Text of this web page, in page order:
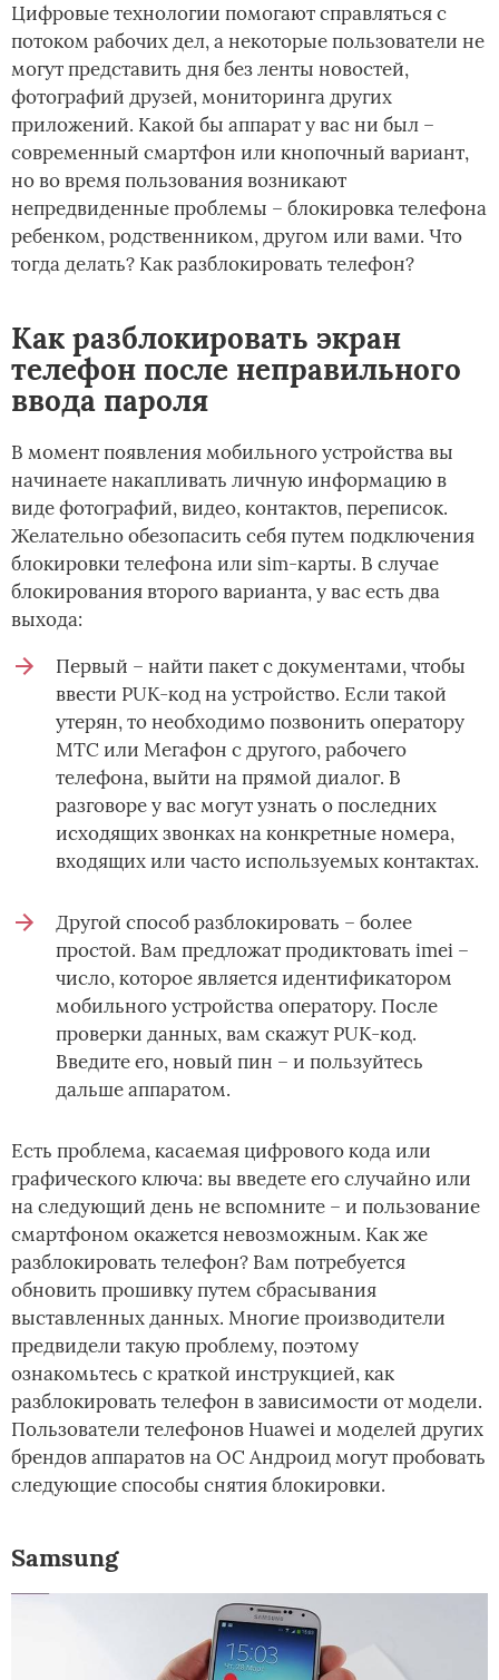
Цифровые технологии помогают справляться с
потоком рабочих дел, а некоторые пользователи не
могут представить дня без ленты новостей,
фотографий друзей, мониторинга других
приложений. Какой бы аппарат у вас ни был –
современный смартфон или кнопочный вариант,
но во время пользования возникают
непредвиденные проблемы – блокировка телефона
ребенком, родственником, другом или вами. Что
тогда делать? Как разблокировать телефон?
Как разблокировать экран
телефон после неправильного
ввода пароля
В момент появления мобильного устройства вы
начинаете накапливать личную информацию в
виде фотографий, видео, контактов, переписок.
Желательно обезопасить себя путем подключения
блокировки телефона или sim-карты. В случае
блокирования второго варианта, у вас есть два
выхода:
Первый – найти пакет с документами, чтобы
ввести PUK-код на устройство. Если такой
утерян, то необходимо позвонить оператору
МТС или Мегафон с другого, рабочего
телефона, выйти на прямой диалог. В
разговоре у вас могут узнать о последних
исходящих звонках на конкретные номера,
входящих или часто используемых контактах.
Другой способ разблокировать – более
простой. Вам предложат продиктовать imei –
число, которое является идентификатором
мобильного устройства оператору. После
проверки данных, вам скажут PUK-код.
Введите его, новый пин – и пользуйтесь
дальше аппаратом.
Есть проблема, касаемая цифрового кода или
графического ключа: вы введете его случайно или
на следующий день не вспомните – и пользование
смартфоном окажется невозможным. Как же
разблокировать телефон? Вам потребуется
обновить прошивку путем сбрасывания
выставленных данных. Многие производители
предвидели такую проблему, поэтому
ознакомьтесь с краткой инструкцией, как
разблокировать телефон в зависимости от модели.
Пользователи телефонов Huawei и моделей других
брендов аппаратов на ОС Андроид могут пробовать
следующие способы снятия блокировки.
Samsung